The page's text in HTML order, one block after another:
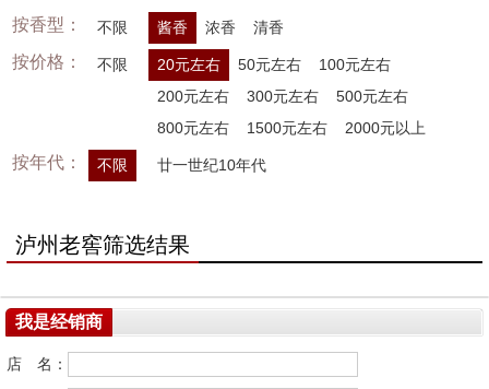
按香型： 不限 酱香 浓香 清香
按价格： 不限 20元左右 50元左右
100元左右
200元左右
300元左右
500元左右
800元左右
1500元左右 2000元以上
按年代： 不限 廿一世纪10年代
泸州老窖筛选结果
我是经销商
店 名：